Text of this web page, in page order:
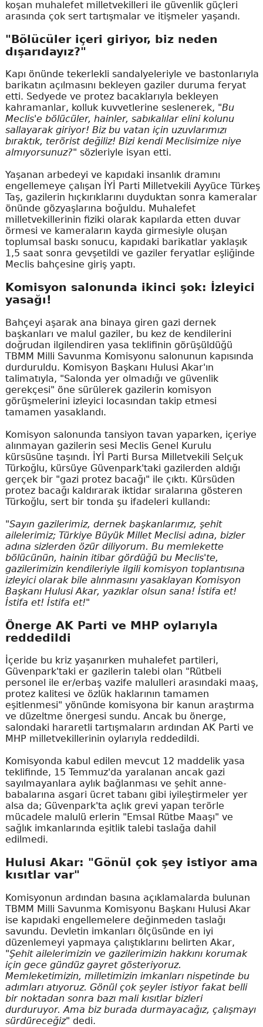
koşan muhalefet milletvekilleri ile güvenlik güçleri
arasında çok sert tartışmalar ve itişmeler yaşandı.
"Bölücüler içeri giriyor, biz neden
dışarıdayız?"
Kapı önünde tekerlekli sandalyeleriyle ve bastonlarıyla
barikatın açılmasını bekleyen gaziler duruma feryat
etti. Sedyede ve protez bacaklarıyla bekleyen
kahramanlar, kolluk kuvvetlerine seslenerek, "Bu
Meclis'e bölücüler, hainler, sabıkalılar elini kolunu
sallayarak giriyor! Biz bu vatan için uzuvlarımızı
bıraktık, terörist değiliz! Bizi kendi Meclisimize niye
almıyorsunuz?" sözleriyle isyan etti.
Yaşanan arbedeyi ve kapıdaki insanlık dramını
engellemeye çalışan İYİ Parti Milletvekili Ayyüce Türkeş
Taş, gazilerin hıçkırıklarını duyduktan sonra kameralar
önünde gözyaşlarına boğuldu. Muhalefet
milletvekillerinin fiziki olarak kapılarda etten duvar
örmesi ve kameraların kayda girmesiyle oluşan
toplumsal baskı sonucu, kapıdaki barikatlar yaklaşık
1,5 saat sonra gevşetildi ve gaziler feryatlar eşliğinde
Meclis bahçesine giriş yaptı.
Komisyon salonunda ikinci şok: İzleyici
yasağı!
Bahçeyi aşarak ana binaya giren gazi dernek
başkanları ve malul gaziler, bu kez de kendilerini
doğrudan ilgilendiren yasa teklifinin görüşüldüğü
TBMM Milli Savunma Komisyonu salonunun kapısında
durduruldu. Komisyon Başkanı Hulusi Akar'ın
talimatıyla, "Salonda yer olmadığı ve güvenlik
gerekçesi" öne sürülerek gazilerin komisyon
görüşmelerini izleyici locasından takip etmesi
tamamen yasaklandı.
Komisyon salonunda tansiyon tavan yaparken, içeriye
alınmayan gazilerin sesi Meclis Genel Kurulu
kürsüsüne taşındı. İYİ Parti Bursa Milletvekili Selçuk
Türkoğlu, kürsüye Güvenpark'taki gazilerden aldığı
gerçek bir "gazi protez bacağı" ile çıktı. Kürsüden
protez bacağı kaldırarak iktidar sıralarına gösteren
Türkoğlu, sert bir tonda şu ifadeleri kullandı:
"Sayın gazilerimiz, dernek başkanlarımız, şehit
ailelerimiz; Türkiye Büyük Millet Meclisi adına, bizler
adına sizlerden özür diliyorum. Bu memlekette
bölücünün, hainin itibar gördüğü bu Meclis'te,
gazilerimizin kendileriyle ilgili komisyon toplantısına
izleyici olarak bile alınmasını yasaklayan Komisyon
Başkanı Hulusi Akar, yazıklar olsun sana! İstifa et!
İstifa et! İstifa et!"
Önerge AK Parti ve MHP oylarıyla
reddedildi
İçeride bu kriz yaşanırken muhalefet partileri,
Güvenpark'taki er gazilerin talebi olan "Rütbeli
personel ile er/erbaş vazife malulleri arasındaki maaş,
protez kalitesi ve özlük haklarının tamamen
eşitlenmesi" yönünde komisyona bir kanun araştırma
ve düzeltme önergesi sundu. Ancak bu önerge,
salondaki hararetli tartışmaların ardından AK Parti ve
MHP milletvekillerinin oylarıyla reddedildi.
Komisyonda kabul edilen mevcut 12 maddelik yasa
teklifinde, 15 Temmuz'da yaralanan ancak gazi
sayılmayanlara aylık bağlanması ve şehit anne-
babalarına asgari ücret tabanı gibi iyileştirmeler yer
alsa da; Güvenpark'ta açlık grevi yapan terörle
mücadele malulü erlerin "Emsal Rütbe Maaşı" ve
sağlık imkanlarında eşitlik talebi taslağa dahil
edilmedi.
Hulusi Akar: "Gönül çok şey istiyor ama
kısıtlar var"
Komisyonun ardından basına açıklamalarda bulunan
TBMM Milli Savunma Komisyonu Başkanı Hulusi Akar
ise kapıdaki engellemelere değinmeden taslağı
savundu. Devletin imkanları ölçüsünde en iyi
düzenlemeyi yapmaya çalıştıklarını belirten Akar,
"Şehit ailelerimizin ve gazilerimizin hakkını korumak
için gece gündüz gayret gösteriyoruz.
Memleketimizin, milletimizin imkanları nispetinde bu
adımları atıyoruz. Gönül çok şeyler istiyor fakat belli
bir noktadan sonra bazı mali kısıtlar bizleri
durduruyor. Ama biz burada durmayacağız, çalışmayı
sürdüreceğiz" dedi.